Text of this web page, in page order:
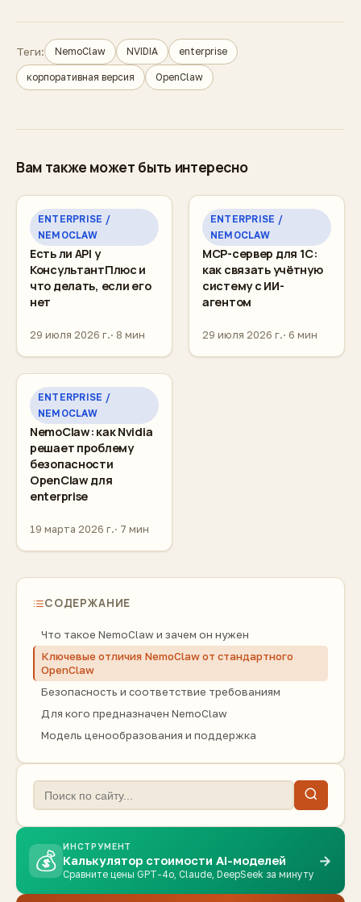
Теги: NemoClaw NVIDIA enterprise
корпоративная версия OpenClaw
Вам также может быть интересно
ENTERPRISE /
NEMOCLAW
Есть ли API у
КонсультантПлюс и
что делать, если его
нет
29 июля 2026 г. 8 мин
ENTERPRISE /
NEMOCLAW
MCP-сервер для 1С:
как связать учётную
систему с ИИ-
агентом
29 июля 2026 г. 6 мин
ENTERPRISE /
NEMOCLAW
NemoClaw: как Nvidia
решает проблему
безопасности
OpenClaw для
enterprise
19 марта 2026 г. 7 мин
СОДЕРЖАНИЕ
Что такое NemoClaw и зачем он нужен
Ключевые отличия NemoClaw от стандартного
OpenClaw
Безопасность и соответствие требованиям
Для кого предназначен NemoClaw
Модель ценообразования и поддержка
💰
ИНСТРУМЕНТ
Калькулятор стоимости AI-моделей
Сравните цены GPT-4o, Claude, DeepSeek за минуту
→